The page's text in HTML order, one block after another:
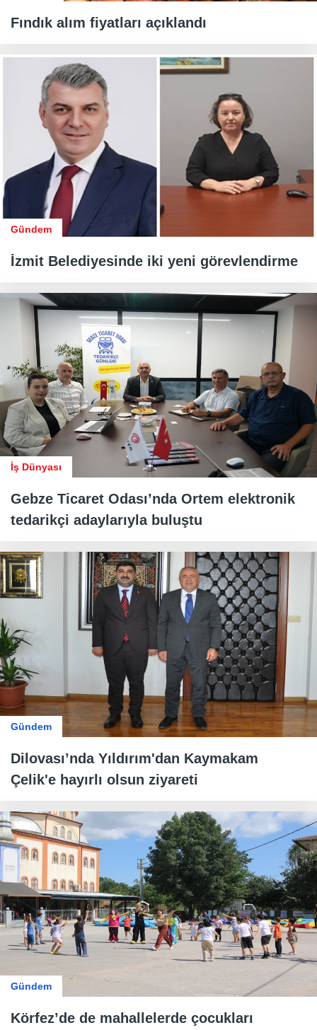
Fındık alım fiyatları açıklandı
Gündem
İzmit Belediyesinde iki yeni görevlendirme
İş Dünyası
Gebze Ticaret Odası’nda Ortem elektronik
tedarikçi adaylarıyla buluştu
Gündem
Dilovası’nda Yıldırım'dan Kaymakam
Çelik'e hayırlı olsun ziyareti
Gündem
Körfez’de de mahallelerde çocukları